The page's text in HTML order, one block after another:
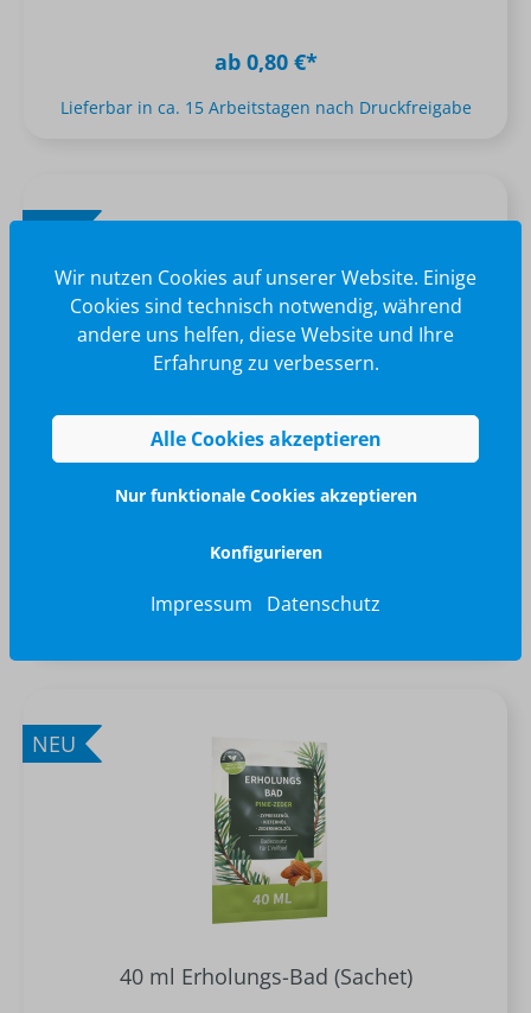
ab 0,80 €*
Lieferbar in ca. 15 Arbeitstagen nach Druckfreigabe
NEU
40 ml Abwehrkräftebad (Sachet)
Lieferbar in ca. 15 Arbeitstagen nach Druckfreigabe
NEU
40 ml Erholungs-Bad (Sachet)
Wir nutzen Cookies auf unserer Website. Einige
Cookies sind technisch notwendig, während
andere uns helfen, diese Website und Ihre
Erfahrung zu verbessern.
Alle Cookies akzeptieren
Nur funktionale Cookies akzeptieren
Konfigurieren
Impressum Datenschutz